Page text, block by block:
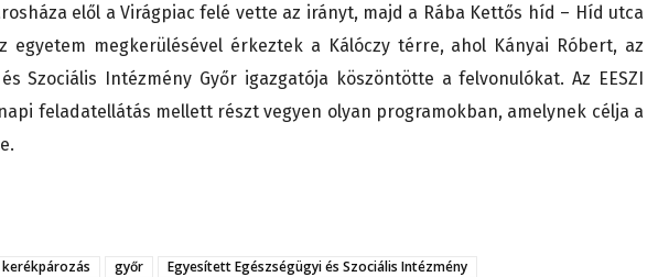
elől a Virágpiac felé vette az irányt, majd a Rába Kettős híd – Híd utca
egyetem megkerülésével érkeztek a Kálóczy térre, ahol Kányai Róbert, az
Szociális Intézmény Győr igazgatója köszöntötte a felvonulókat. Az EESZI
feladatellátás mellett részt vegyen olyan programokban, amelynek célja a
győr Egyesített Egészségügyi és Szociális Intézmény